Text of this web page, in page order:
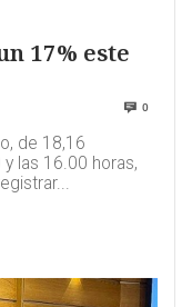
17% este
0
de 18,16
las 16.00 horas,